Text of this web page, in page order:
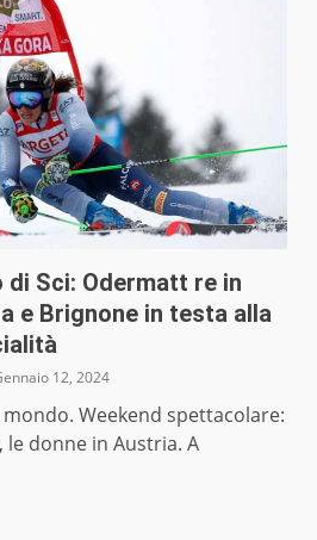
di Sci: Odermatt re in
e Brignone in testa alla
12, 2024
Weekend spettacolare:
le donne in Austria. A